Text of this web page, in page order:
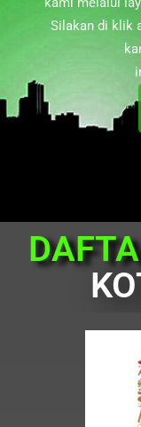
Silakan di klik